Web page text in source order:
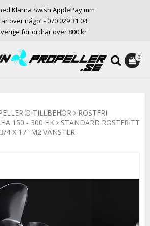
Klarna Swish ApplePay mm
över något - 070 029 31 04
för ordrar över 800 kr
0
O TILLBEHÖR
ROSTFRI
150 - 300 HK
STANDARD ROSTFRITT
4 X 17 -M2 VÄNSTER